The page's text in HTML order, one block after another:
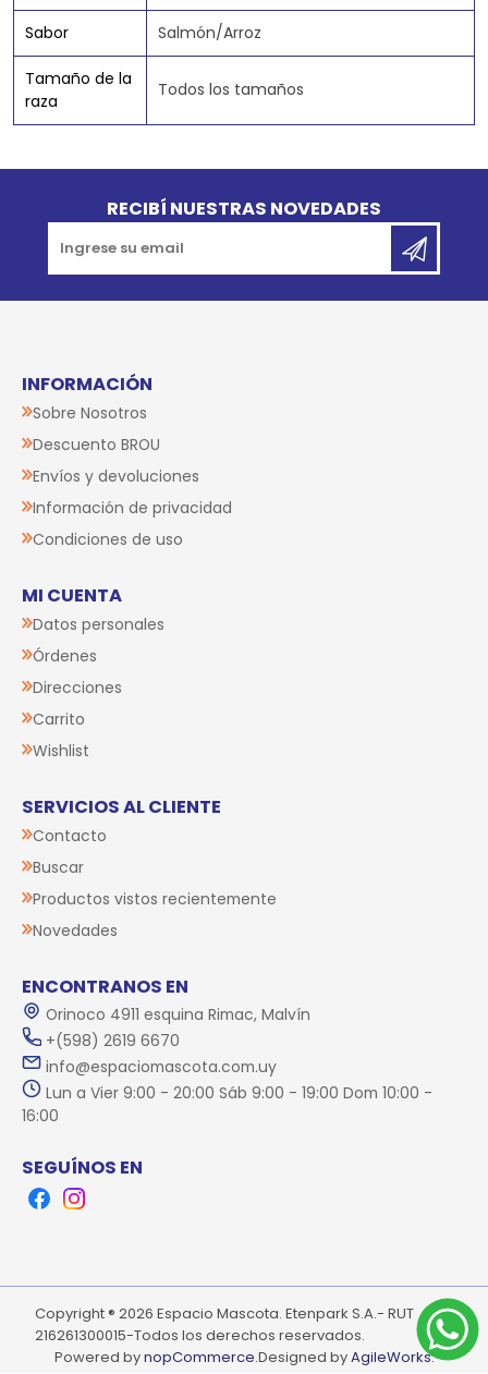
Sabor Salmón/Arroz
Tamaño de la
raza
Todos los tamaños
RECIBÍ NUESTRAS NOVEDADES
INFORMACIÓN
Sobre Nosotros
Descuento BROU
Envíos y devoluciones
Información de privacidad
Condiciones de uso
MI CUENTA
Datos personales
Órdenes
Direcciones
Carrito
Wishlist
SERVICIOS AL CLIENTE
Contacto
Buscar
Productos vistos recientemente
Novedades
ENCONTRANOS EN
Orinoco 4911 esquina Rimac, Malvín
+(598) 2619 6670
info@espaciomascota.com.uy
Lun a Vier 9:00 - 20:00 Sáb 9:00 - 19:00 Dom 10:00 -
16:00
SEGUÍNOS EN
FacebookInstagram
Copyright ® 2026 Espacio Mascota. Etenpark S.A.- RUT
216261300015-Todos los derechos reservados.
Powered bynopCommerce.Designed byAgileWorks.